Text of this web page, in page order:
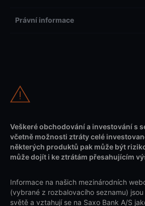
Právní informace
Veškeré obchodování a investování s
včetně možnosti ztráty celé
některých produktů pak může být
může dojít i ke ztrátám přesahujícím
Informace na našich mezinárodních
(vybrané z rozbalovacího seznamu)
světě a vztahují se na Saxo Bank A/S